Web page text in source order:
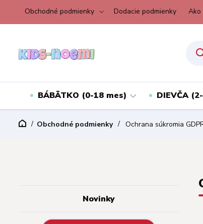
Obchodné podmienky Dodacie podmienky Ako
BÁBÄTKO (0-18 mes) DIEVČA
Obchodné podmienky Ochrana súkromia
Novinky